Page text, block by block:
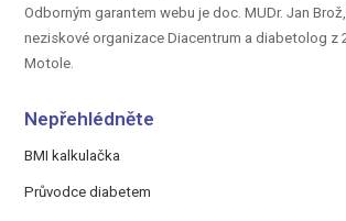
Odborným garantem webu je doc. MUDr. Jan Brož,
neziskové organizace Diacentrum a diabetolog z
Motole.
Nepřehlédněte
BMI kalkulačka
Průvodce diabetem